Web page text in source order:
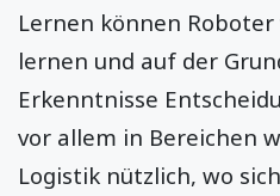
Lernen können
lernen und auf der
Erkenntnisse
vor allem in Bereichen
Logistik nützlich, wo